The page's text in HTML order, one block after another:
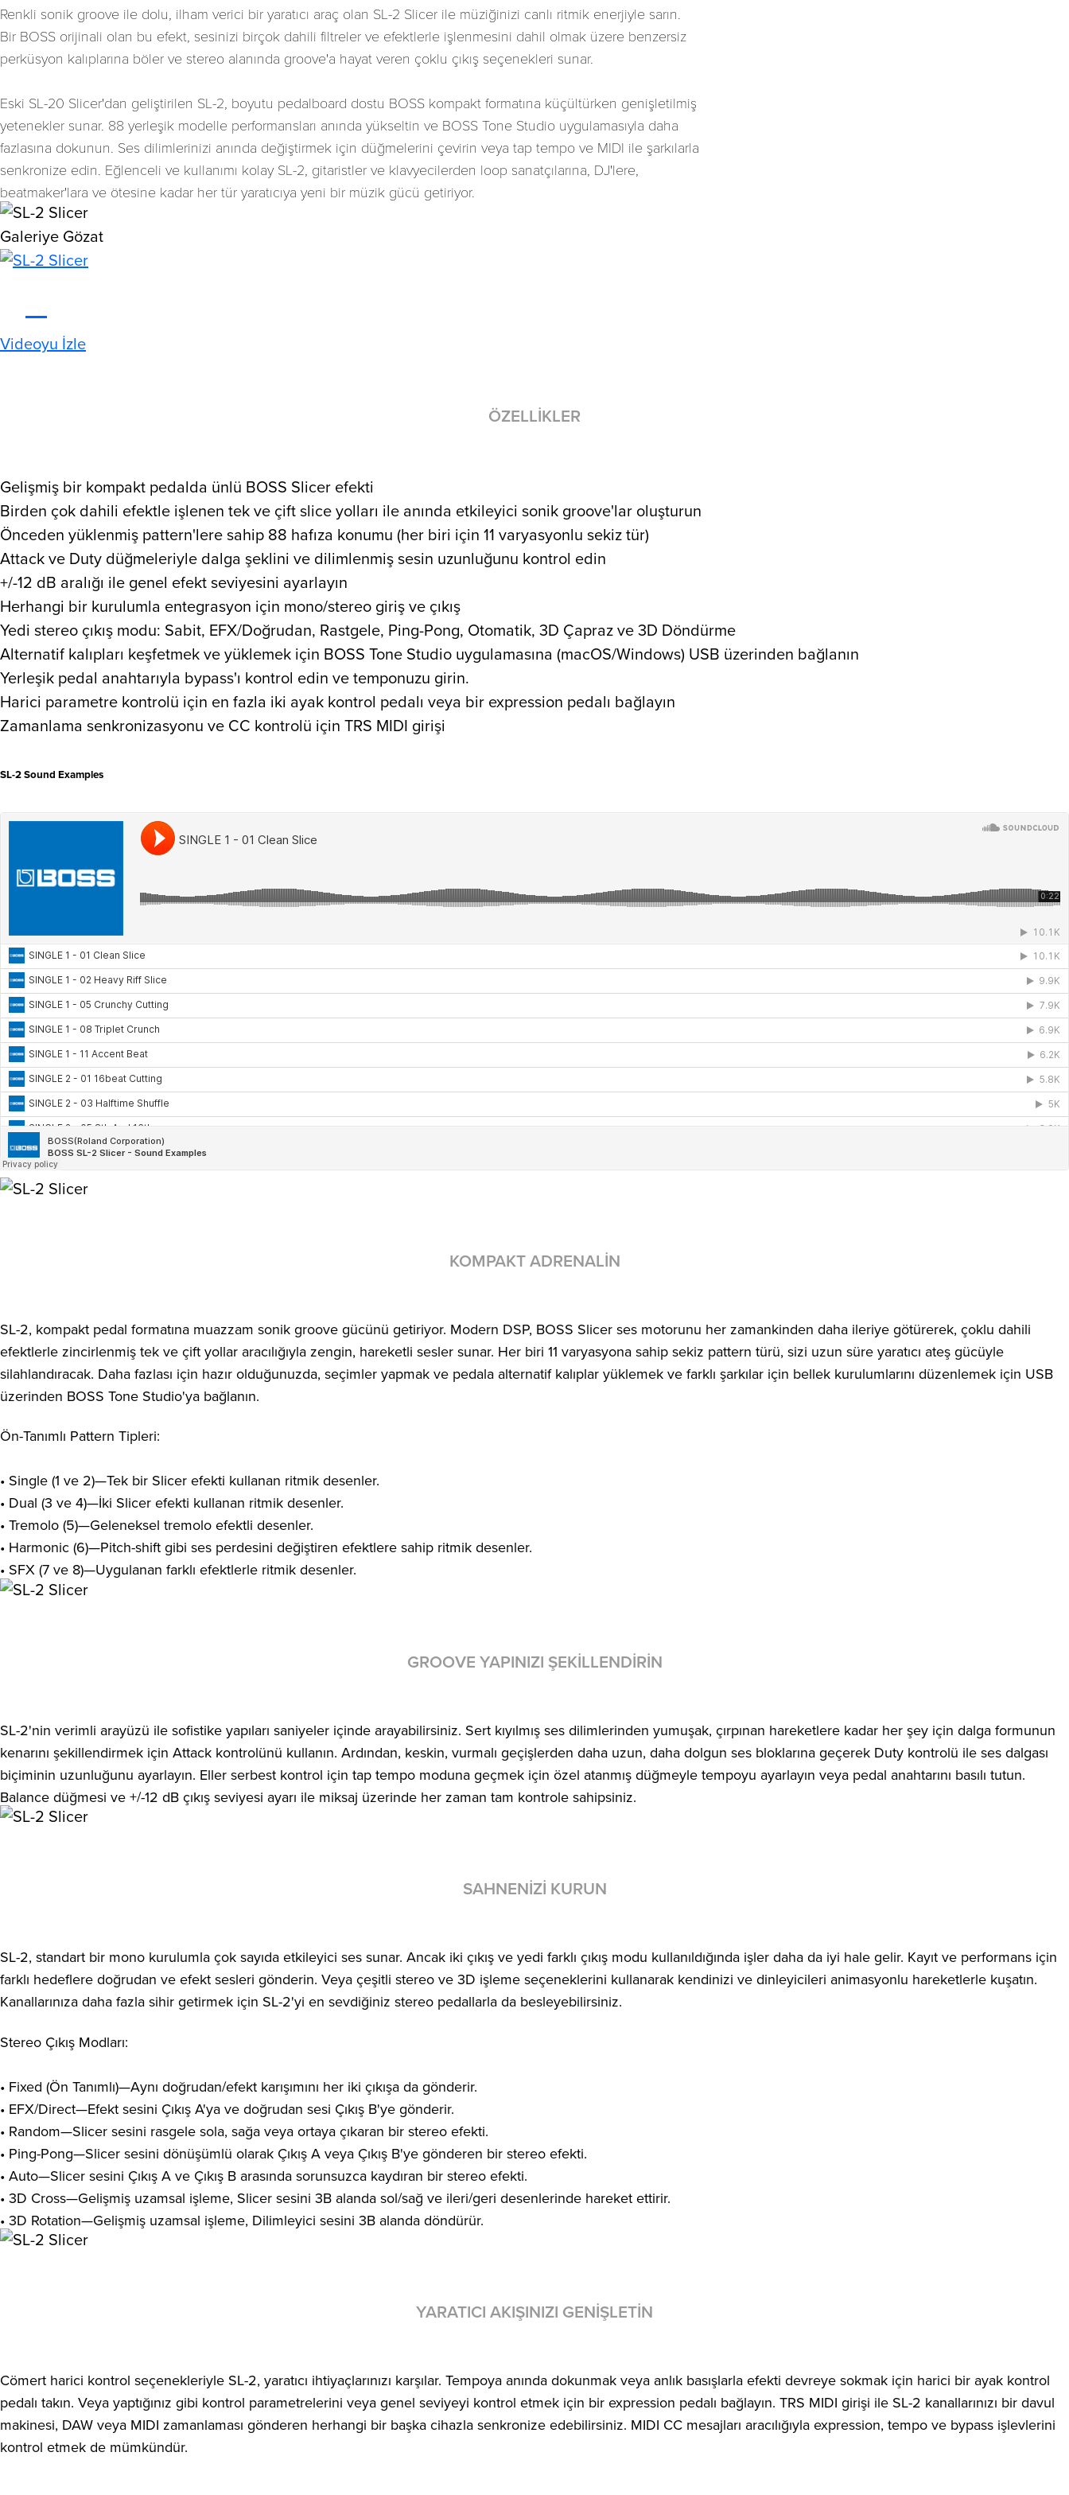
Renkli sonik groove ile dolu, ilham verici bir yaratıcı araç olan SL-2 Slicer ile müziğinizi canlı ritmik enerjiyle sarın.
Bir BOSS orijinali olan bu efekt, sesinizi birçok dahili filtreler ve efektlerle işlenmesini dahil olmak üzere benzersiz
perküsyon kalıplarına böler ve stereo alanında groove'a hayat veren çoklu çıkış seçenekleri sunar.
Eski SL-20 Slicer'dan geliştirilen SL-2, boyutu pedalboard dostu BOSS kompakt formatına küçültürken genişletilmiş
yetenekler sunar. 88 yerleşik modelle performansları anında yükseltin ve BOSS Tone Studio uygulamasıyla daha
fazlasına dokunun. Ses dilimlerinizi anında değiştirmek için düğmelerini çevirin veya tap tempo ve MIDI ile şarkılarla
senkronize edin. Eğlenceli ve kullanımı kolay SL-2, gitaristler ve klavyecilerden loop sanatçılarına, DJ'lere,
beatmaker'lara ve ötesine kadar her tür yaratıcıya yeni bir müzik gücü getiriyor.
Galeriye Gözat
Videoyu İzle
ÖZELLIKLER
Gelişmiş bir kompakt pedalda ünlü BOSS Slicer efekti
Birden çok dahili efektle işlenen tek ve çift slice yolları ile anında etkileyici sonik groove'lar oluşturun
Önceden yüklenmiş pattern'lere sahip 88 hafıza konumu (her biri için 11 varyasyonlu sekiz tür)
Attack ve Duty düğmeleriyle dalga şeklini ve dilimlenmiş sesin uzunluğunu kontrol edin
+/-12 dB aralığı ile genel efekt seviyesini ayarlayın
Herhangi bir kurulumla entegrasyon için mono/stereo giriş ve çıkış
Yedi stereo çıkış modu: Sabit, EFX/Doğrudan, Rastgele, Ping-Pong, Otomatik, 3D Çapraz ve 3D Döndürme
Alternatif kalıpları keşfetmek ve yüklemek için BOSS Tone Studio uygulamasına (macOS/Windows) USB üzerinden bağlanın
Yerleşik pedal anahtarıyla bypass'ı kontrol edin ve temponuzu girin.
Harici parametre kontrolü için en fazla iki ayak kontrol pedalı veya bir expression pedalı bağlayın
Zamanlama senkronizasyonu ve CC kontrolü için TRS MIDI girişi
SL-2 Sound Examples
KOMPAKT ADRENALIN
SL-2, kompakt pedal formatına muazzam sonik groove gücünü getiriyor. Modern DSP, BOSS Slicer ses motorunu her zamankinden daha ileriye götürerek, çoklu dahili
efektlerle zincirlenmiş tek ve çift yollar aracılığıyla zengin, hareketli sesler sunar. Her biri 11 varyasyona sahip sekiz pattern türü, sizi uzun süre yaratıcı ateş gücüyle
silahlandıracak. Daha fazlası için hazır olduğunuzda, seçimler yapmak ve pedala alternatif kalıplar yüklemek ve farklı şarkılar için bellek kurulumlarını düzenlemek için USB
üzerinden BOSS Tone Studio'ya bağlanın.
Ön-Tanımlı Pattern Tipleri:
• Single (1 ve 2)—Tek bir Slicer efekti kullanan ritmik desenler.
• Dual (3 ve 4)—İki Slicer efekti kullanan ritmik desenler.
• Tremolo (5)—Geleneksel tremolo efektli desenler.
• Harmonic (6)—Pitch-shift gibi ses perdesini değiştiren efektlere sahip ritmik desenler.
• SFX (7 ve 8)—Uygulanan farklı efektlerle ritmik desenler.
GROOVE YAPINIZI ŞEKILLENDIRIN
SL-2'nin verimli arayüzü ile sofistike yapıları saniyeler içinde arayabilirsiniz. Sert kıyılmış ses dilimlerinden yumuşak, çırpınan hareketlere kadar her şey için dalga formunun
kenarını şekillendirmek için Attack kontrolünü kullanın. Ardından, keskin, vurmalı geçişlerden daha uzun, daha dolgun ses bloklarına geçerek Duty kontrolü ile ses dalgası
biçiminin uzunluğunu ayarlayın. Eller serbest kontrol için tap tempo moduna geçmek için özel atanmış düğmeyle tempoyu ayarlayın veya pedal anahtarını basılı tutun.
Balance düğmesi ve +/-12 dB çıkış seviyesi ayarı ile miksaj üzerinde her zaman tam kontrole sahipsiniz.
SAHNENIZI KURUN
SL-2, standart bir mono kurulumla çok sayıda etkileyici ses sunar. Ancak iki çıkış ve yedi farklı çıkış modu kullanıldığında işler daha da iyi hale gelir. Kayıt ve performans için
farklı hedeflere doğrudan ve efekt sesleri gönderin. Veya çeşitli stereo ve 3D işleme seçeneklerini kullanarak kendinizi ve dinleyicileri animasyonlu hareketlerle kuşatın.
Kanallarınıza daha fazla sihir getirmek için SL-2'yi en sevdiğiniz stereo pedallarla da besleyebilirsiniz.
Stereo Çıkış Modları:
• Fixed (Ön Tanımlı)—Aynı doğrudan/efekt karışımını her iki çıkışa da gönderir.
• EFX/Direct—Efekt sesini Çıkış A'ya ve doğrudan sesi Çıkış B'ye gönderir.
• Random—Slicer sesini rasgele sola, sağa veya ortaya çıkaran bir stereo efekti.
• Ping-Pong—Slicer sesini dönüşümlü olarak Çıkış A veya Çıkış B'ye gönderen bir stereo efekti.
• Auto—Slicer sesini Çıkış A ve Çıkış B arasında sorunsuzca kaydıran bir stereo efekti.
• 3D Cross—Gelişmiş uzamsal işleme, Slicer sesini 3B alanda sol/sağ ve ileri/geri desenlerinde hareket ettirir.
• 3D Rotation—Gelişmiş uzamsal işleme, Dilimleyici sesini 3B alanda döndürür.
YARATICI AKIŞINIZI GENIŞLETIN
Cömert harici kontrol seçenekleriyle SL-2, yaratıcı ihtiyaçlarınızı karşılar. Tempoya anında dokunmak veya anlık basışlarla efekti devreye sokmak için harici bir ayak kontrol
pedalı takın. Veya yaptığınız gibi kontrol parametrelerini veya genel seviyeyi kontrol etmek için bir expression pedalı bağlayın. TRS MIDI girişi ile SL-2 kanallarınızı bir davul
makinesi, DAW veya MIDI zamanlaması gönderen herhangi bir başka cihazla senkronize edebilirsiniz. MIDI CC mesajları aracılığıyla expression, tempo ve bypass işlevlerini
kontrol etmek de mümkündür.